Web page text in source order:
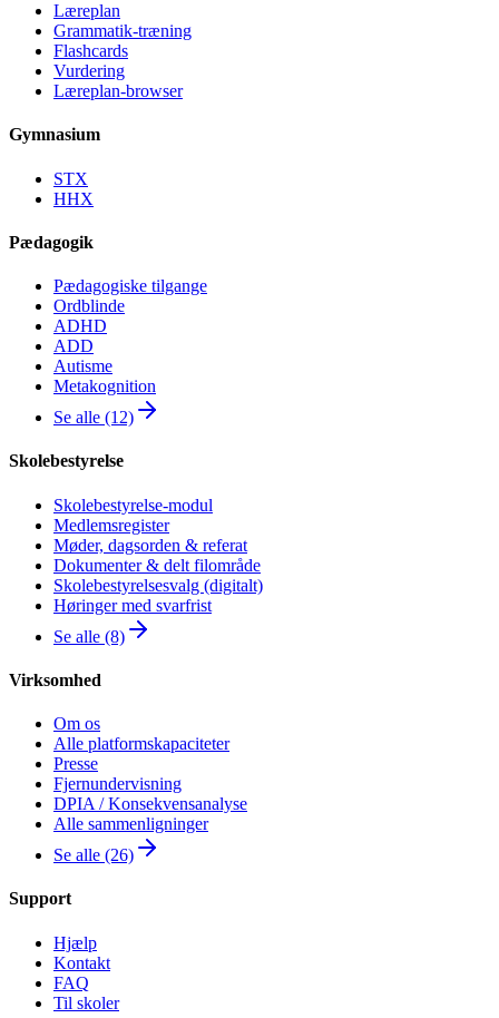
Læreplan
Grammatik-træning
Flashcards
Vurdering
Læreplan-browser
Gymnasium
STX
HHX
Pædagogik
Pædagogiske tilgange
Ordblinde
ADHD
ADD
Autisme
Metakognition
Se alle (12)
Skolebestyrelse
Skolebestyrelse-modul
Medlemsregister
Møder, dagsorden & referat
Dokumenter & delt filområde
Skolebestyrelsesvalg (digitalt)
Høringer med svarfrist
Se alle (8)
Virksomhed
Om os
Alle platformskapaciteter
Presse
Fjernundervisning
DPIA / Konsekvensanalyse
Alle sammenligninger
Se alle (26)
Support
Hjælp
Kontakt
FAQ
Til skoler